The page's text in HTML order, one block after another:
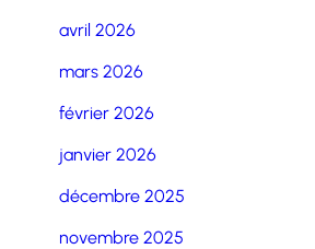
avril 2026
mars 2026
février 2026
janvier 2026
décembre 2025
novembre 2025